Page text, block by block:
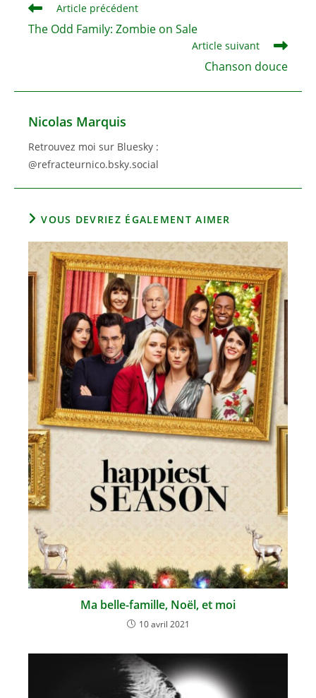
Read
more
articles
Article précédent
The Odd Family: Zombie on Sale
Article suivant
Chanson douce
Nicolas Marquis
Retrouvez moi sur Bluesky :
@refracteurnico.bsky.social
VOUS DEVRIEZ ÉGALEMENT AIMER
Ma belle-famille, Noël, et moi
10 avril 2021